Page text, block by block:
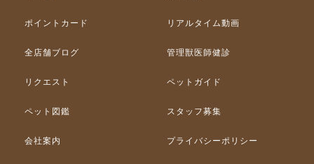
ポイントカード リアルタイム動画
全店舗ブログ 管理獣医師健診
リクエスト ペットガイド
ペット図鑑 スタッフ募集
会社案内 プライバシーポリシー